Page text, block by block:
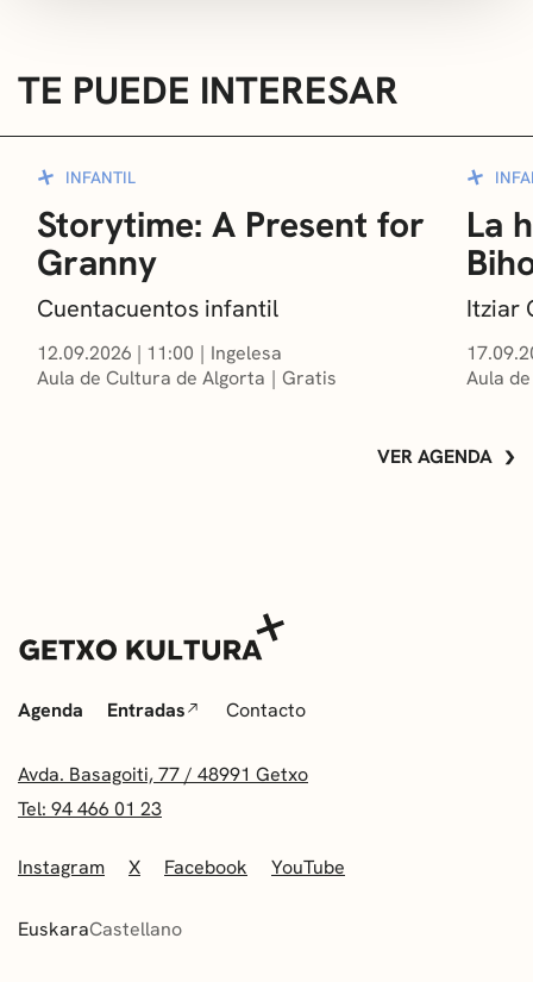
TE PUEDE INTERESAR
INFANTIL
Storytime: A Present for
Granny
Cuentacuentos infantil
12.09.2026 | 11:00
Ingelesa
Aula de Cultura de Algorta
Gratis
La
Itziar
Aula
VER AGENDA
Agenda Entradas Contacto
Avda. Basagoiti, 77 / 48991 Getxo
Tel: 94 466 01 23
Instagram X Facebook YouTube
EuskaraCastellano